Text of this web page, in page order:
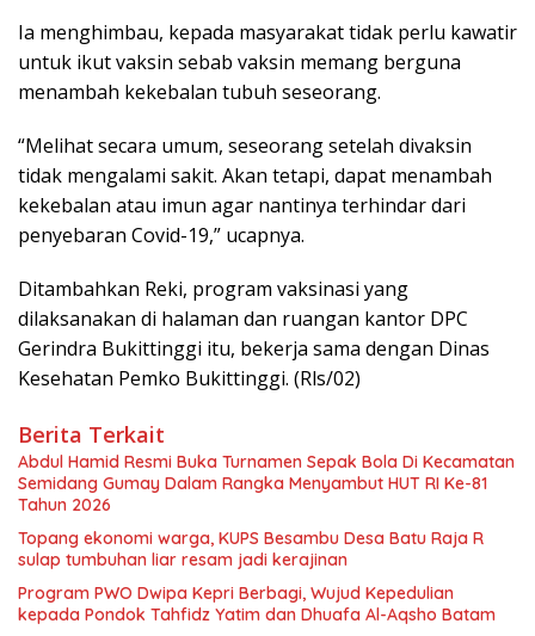
Ia menghimbau, kepada masyarakat tidak perlu kawatir
untuk ikut vaksin sebab vaksin memang berguna
menambah kekebalan tubuh seseorang.
“Melihat secara umum, seseorang setelah divaksin
tidak mengalami sakit. Akan tetapi, dapat menambah
kekebalan atau imun agar nantinya terhindar dari
penyebaran Covid-19,” ucapnya.
Ditambahkan Reki, program vaksinasi yang
dilaksanakan di halaman dan ruangan kantor DPC
Gerindra Bukittinggi itu, bekerja sama dengan Dinas
Kesehatan Pemko Bukittinggi. (Rls/02)
Berita Terkait
Abdul Hamid Resmi Buka Turnamen Sepak Bola Di Kecamatan
Semidang Gumay Dalam Rangka Menyambut HUT RI Ke-81
Tahun 2026
Topang ekonomi warga, KUPS Besambu Desa Batu Raja R
sulap tumbuhan liar resam jadi kerajinan
Program PWO Dwipa Kepri Berbagi, Wujud Kepedulian
kepada Pondok Tahfidz Yatim dan Dhuafa Al-Aqsho Batam